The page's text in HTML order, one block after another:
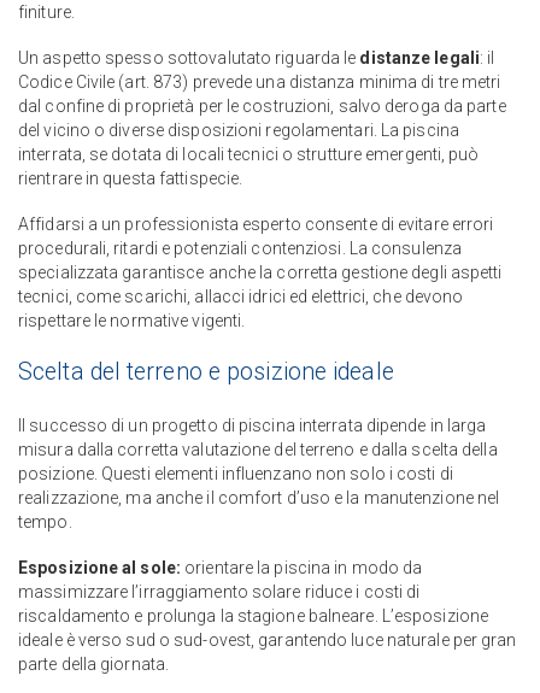
finiture.
Un aspetto spesso sottovalutato riguarda le distanze legali: il
Codice Civile (art. 873) prevede una distanza minima di tre metri
dal confine di proprietà per le costruzioni, salvo deroga da parte
del vicino o diverse disposizioni regolamentari. La piscina
interrata, se dotata di locali tecnici o strutture emergenti, può
rientrare in questa fattispecie.
Affidarsi a un professionista esperto consente di evitare errori
procedurali, ritardi e potenziali contenziosi. La consulenza
specializzata garantisce anche la corretta gestione degli aspetti
tecnici, come scarichi, allacci idrici ed elettrici, che devono
rispettare le normative vigenti.
Scelta del terreno e posizione ideale
Il successo di un progetto di piscina interrata dipende in larga
misura dalla corretta valutazione del terreno e dalla scelta della
posizione. Questi elementi influenzano non solo i costi di
realizzazione, ma anche il comfort d’uso e la manutenzione nel
tempo.
Esposizione al sole: orientare la piscina in modo da
massimizzare l’irraggiamento solare riduce i costi di
riscaldamento e prolunga la stagione balneare. L’esposizione
ideale è verso sud o sud-ovest, garantendo luce naturale per gran
parte della giornata.